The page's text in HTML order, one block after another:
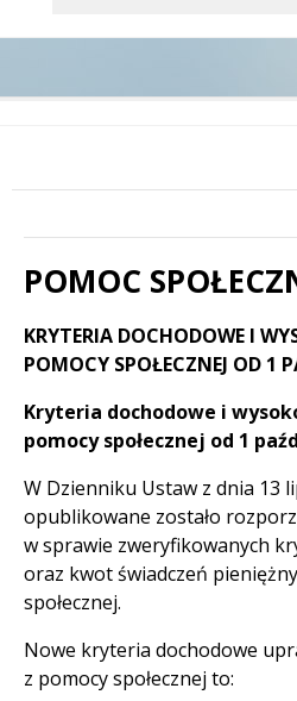
POMOC
Treść
KRYTERIA DOCHODOWE I
POMOCY SPOŁECZNEJ OD 1
Kryteria dochodowe i
pomocy społecznej od 1
W Dzienniku Ustaw z dnia 13
opublikowane zostało
w sprawie zweryfikowanych
oraz kwot świadczeń
społecznej.
Nowe kryteria dochodowe
z pomocy społecznej to: